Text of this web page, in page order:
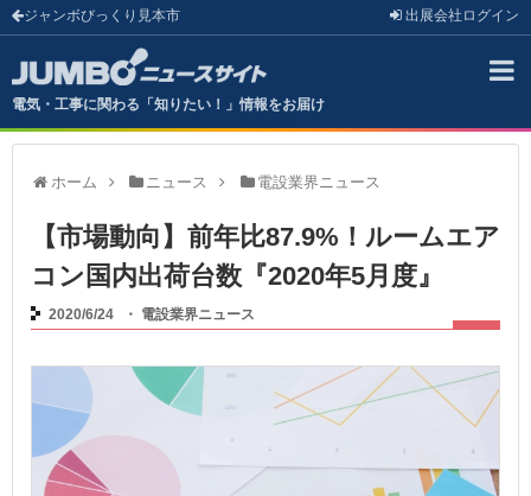
ジャンボびっくり見本市 出展会社 ログイン
電気・工事に関わる「知りたい！」情報をお届け
ホーム ニュース 電設業界ニュース
【市場動向】前年比87.9%！ルームエア
コン国内出荷台数『2020年5月度』
2020/6/24 ・ 電設業界ニュース